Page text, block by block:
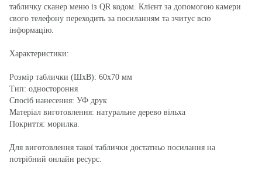
табличку сканер меню із QR кодом. Клієнт за допомогою камери
свого телефону переходить за посиланням та зчитує всю
інформацію.
Характеристики:
Розмір таблички (ШхВ): 60х70 мм
Тип: одностороння
Спосіб нанесення: УФ друк
Матеріал виготовлення: натуральне дерево вільха
Покриття: морилка.
Для виготовлення такої таблички достатньо посилання на
потрібний онлайн ресурс.